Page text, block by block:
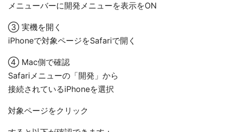
メニューバーに開発メニューを表示をON
③ 実機を開く
iPhoneで対象ページをSafariで開く
④ Mac側で確認
Safariメニューの「開発」から
接続されているiPhoneを選択
対象ページをクリック